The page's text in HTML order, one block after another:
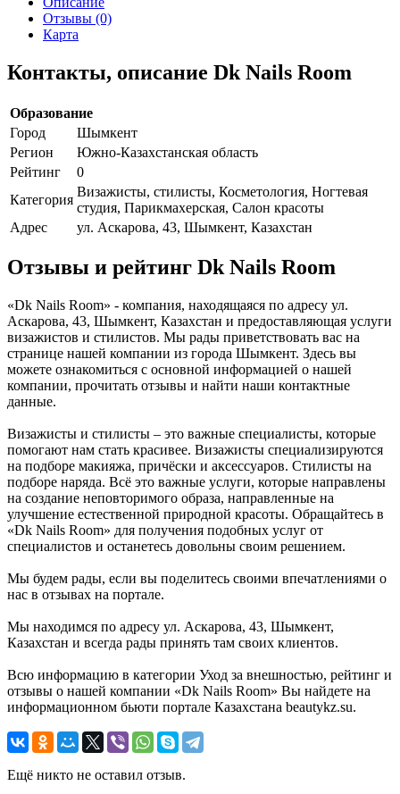
Отзывы (0)
Карта
Контакты, описание Dk Nails Room
Образование
Город
Шымкент
Регион
Южно-Казахстанская область
Рейтинг
0
Категория
Визажисты, стилисты, Косметология, Ногтевая
студия, Парикмахерская, Салон красоты
Адрес
ул. Аскарова, 43, Шымкент, Казахстан
Отзывы и рейтинг Dk Nails Room
«Dk Nails Room» - компания, находящаяся по адресу ул.
Аскарова, 43, Шымкент, Казахстан и предоставляющая услуги
визажистов и стилистов. Мы рады приветствовать вас на
странице нашей компании из города Шымкент. Здесь вы
можете ознакомиться с основной информацией о нашей
компании, прочитать отзывы и найти наши контактные
данные.
Визажисты и стилисты – это важные специалисты, которые
помогают нам стать красивее. Визажисты специализируются
на подборе макияжа, причёски и аксессуаров. Стилисты на
подборе наряда. Всё это важные услуги, которые направлены
на создание неповторимого образа, направленные на
улучшение естественной природной красоты. Обращайтесь в
«Dk Nails Room» для получения подобных услуг от
специалистов и останетесь довольны своим решением.
Мы будем рады, если вы поделитесь своими впечатлениями о
нас в отзывах на портале.
Мы находимся по адресу ул. Аскарова, 43, Шымкент,
Казахстан и всегда рады принять там своих клиентов.
Всю информацию в категории Уход за внешностью, рейтинг и
отзывы о нашей компании «Dk Nails Room» Вы найдете на
информационном бьюти портале Казахстана beautykz.su.
Ещё никто не оставил отзыв.